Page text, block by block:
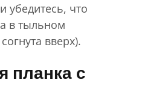
убедитесь, что
в тыльном
вверх).
планка с